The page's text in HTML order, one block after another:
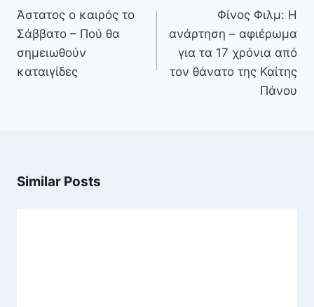
άρθρων
Άστατος ο καιρός το
Σάββατο – Πού θα
σημειωθούν
καταιγίδες
Φίνος Φιλμ: Η
ανάρτηση – αφιέρωμα
για τα 17 χρόνια από
τον θάνατο της Καίτης
Πάνου
Similar Posts